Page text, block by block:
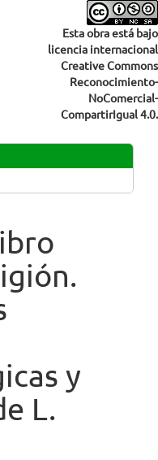
Esta obra está bajo
licencia internacional
Creative Commons
Reconocimiento-
NoComercial-
CompartirIgual 4.0.
y
L.